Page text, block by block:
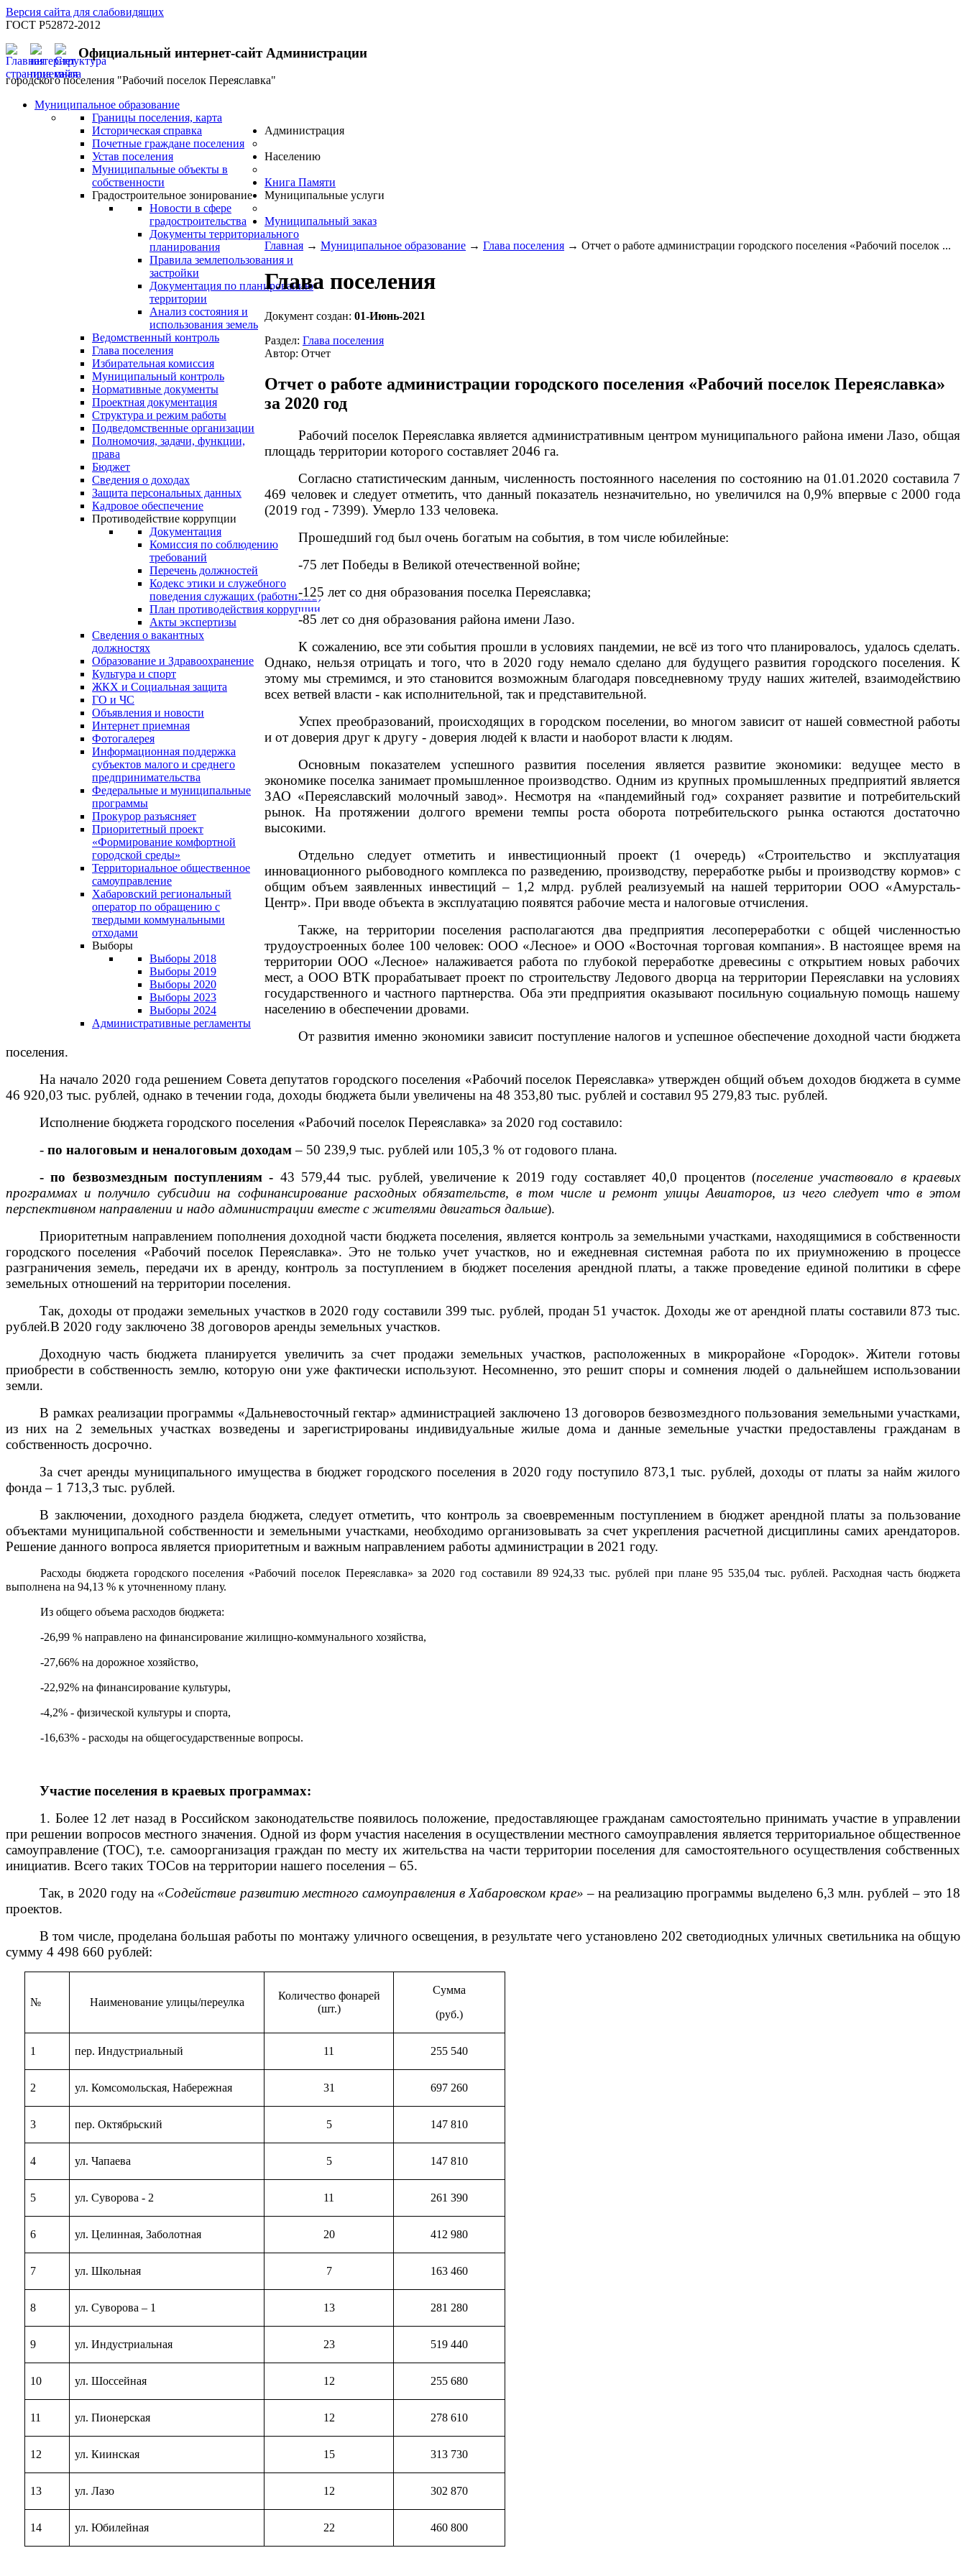
Версия сайта для слабовидящих
ГОСТ Р52872-2012
Официальный интернет-сайт Администрации
городского поселения "Рабочий поселок Переяславка"
Муниципальное образование
Границы поселения, карта
Историческая справка
Почетные граждане поселения
Устав поселения
Муниципальные объекты в
собственности
Градостроительное зонирование
Новости в сфере
градостроительства
Документы территориального
планирования
Правила землепользования и
застройки
Документация по планированию
территории
Анализ состояния и
использования земель
Ведомственный контроль
Глава поселения
Избирательная комиссия
Муниципальный контроль
Администрация
Нормативные документы
Проектная документация
Структура и режим работы
Подведомственные организации
Полномочия, задачи, функции,
права
Бюджет
Сведения о доходах
Защита персональных данных
Кадровое обеспечение
Противодействие коррупции
Документация
Комиссия по соблюдению
требований
Перечень должностей
Кодекс этики и служебного
поведения служащих (работников)
План противодействия коррупции
Акты экспертизы
Сведения о вакантных
должностях
Населению
Образование и Здравоохранение
Культура и спорт
ЖКХ и Социальная защита
ГО и ЧС
Объявления и новости
Интернет приемная
Фотогалерея
Информационная поддержка
субъектов малого и среднего
предпринимательства
Федеральные и муниципальные
программы
Прокурор разъясняет
Приоритетный проект
«Формирование комфортной
городской среды»
Территориальное общественное
самоуправление
Хабаровский региональный
оператор по обращению с
твердыми коммунальными
отходами
Выборы
Выборы 2018
Выборы 2019
Выборы 2020
Выборы 2023
Выборы 2024
Книга Памяти
Муниципальные услуги
Административные регламенты
Муниципальный заказ
Главная → Муниципальное образование → Глава поселения → Отчет о работе администрации городского поселения «Рабочий поселок ...
Глава поселения
Документ создан: 01-Июнь-2021
Раздел: Глава поселения
Автор: Отчет
Отчет о работе администрации городского поселения «Рабочий поселок Переяславка»
за 2020 год
Рабочий поселок Переяславка является административным центром муниципального района имени Лазо, общая
площадь территории которого составляет 2046 га.
Согласно статистическим данным, численность постоянного населения по состоянию на 01.01.2020 составила 7
469 человек и следует отметить, что данный показатель незначительно, но увеличился на 0,9% впервые с 2000 года
(2019 год - 7399). Умерло 133 человека.
Прошедший год был очень богатым на события, в том числе юбилейные:
-75 лет Победы в Великой отечественной войне;
-125 лет со дня образования поселка Переяславка;
-85 лет со дня образования района имени Лазо.
К сожалению, все эти события прошли в условиях пандемии, не всё из того что планировалось, удалось сделать.
Однако, нельзя отрицать и того, что в 2020 году немало сделано для будущего развития городского поселения. К
этому мы стремимся, и это становится возможным благодаря повседневному труду наших жителей, взаимодействию
всех ветвей власти - как исполнительной, так и представительной.
Успех преобразований, происходящих в городском поселении, во многом зависит от нашей совместной работы
и от доверия друг к другу - доверия людей к власти и наоборот власти к людям.
Основным показателем успешного развития поселения является развитие экономики: ведущее место в
экономике поселка занимает промышленное производство. Одним из крупных промышленных предприятий является
ЗАО «Переяславский молочный завод». Несмотря на «пандемийный год» сохраняет развитие и потребительский
рынок. На протяжении долгого времени темпы роста оборота потребительского рынка остаются достаточно
высокими.
Отдельно следует отметить и инвестиционный проект (1 очередь) «Строительство и эксплуатация
инновационного рыбоводного комплекса по разведению, производству, переработке рыбы и производству кормов» с
общим объем заявленных инвестиций – 1,2 млрд. рублей реализуемый на нашей территории ООО «Амурсталь-
Центр». При вводе объекта в эксплуатацию появятся рабочие места и налоговые отчисления.
Также, на территории поселения располагаются два предприятия лесопереработки с общей численностью
трудоустроенных более 100 человек: ООО «Лесное» и ООО «Восточная торговая компания». В настоящее время на
территории ООО «Лесное» налаживается работа по глубокой переработке древесины с открытием новых рабочих
мест, а ООО ВТК прорабатывает проект по строительству Ледового дворца на территории Переяславки на условиях
государственного и частного партнерства. Оба эти предприятия оказывают посильную социальную помощь нашему
населению в обеспечении дровами.
От развития именно экономики зависит поступление налогов и успешное обеспечение доходной части бюджета
поселения.
На начало 2020 года решением Совета депутатов городского поселения «Рабочий поселок Переяславка» утвержден общий объем доходов бюджета в сумме
46 920,03 тыс. рублей, однако в течении года, доходы бюджета были увеличены на 48 353,80 тыс. рублей и составил 95 279,83 тыс. рублей.
Исполнение бюджета городского поселения «Рабочий поселок Переяславка» за 2020 год составило:
-по налоговым и неналоговым доходам– 50 239,9 тыс. рублей или 105,3 % от годового плана.
- по безвозмездным поступлениям - 43 579,44 тыс. рублей, увеличение к 2019 году составляет 40,0 процентов (поселение участвовало в краевых
программах и получило субсидии на софинансирование расходных обязательств, в том числе и ремонт улицы Авиаторов, из чего следует что в этом
перспективном направлении и надо администрации вместе с жителями двигаться дальше).
Приоритетным направлением пополнения доходной части бюджета поселения, является контроль за земельными участками, находящимися в собственности
городского поселения «Рабочий поселок Переяславка». Это не только учет участков, но и ежедневная системная работа по их приумножению в процессе
разграничения земель, передачи их в аренду, контроль за поступлением в бюджет поселения арендной платы, а также проведение единой политики в сфере
земельных отношений на территории поселения.
Так, доходыот продажи земельных участков в 2020 году составили 399 тыс. рублей, продан 51 участок. Доходы же от арендной платы составили 873 тыс.
рублей.В 2020 году заключено 38 договоров аренды земельных участков.
Доходную часть бюджета планируется увеличить за счет продажи земельных участков, расположенных в микрорайоне «Городок». Жители готовы
приобрести в собственность землю, которую они уже фактически используют. Несомненно, это решит споры и сомнения людей о дальнейшем использовании
земли.
В рамках реализации программы «Дальневосточный гектар» администрацией заключено 13 договоров безвозмездного пользования земельными участками,
из них на 2 земельных участках возведены и зарегистрированы индивидуальные жилые дома и данные земельные участки предоставлены гражданам в
собственность досрочно.
За счет аренды муниципального имущества в бюджет городского поселения в 2020 году поступило 873,1 тыс. рублей, доходы от платы за найм жилого
фонда – 1 713,3 тыс. рублей.
В заключении, доходного раздела бюджета, следует отметить, что контроль за своевременным поступлением в бюджет арендной платы за пользование
объектами муниципальной собственности и земельными участками, необходимо организовывать за счет укрепления расчетной дисциплины самих арендаторов.
Решение данного вопроса является приоритетным и важным направлением работы администрации в 2021 году.
Расходы бюджета городского поселения «Рабочий поселок Переяславка» за 2020 год составили 89 924,33 тыс. рублей при плане 95 535,04 тыс. рублей. Расходная часть бюджета
выполнена на 94,13 % к уточненному плану.
Из общего объема расходов бюджета:
-26,99 % направлено на финансирование жилищно-коммунального хозяйства,
-27,66% на дорожное хозяйство,
-22,92% на финансирование культуры,
-4,2% - физической культуры и спорта,
-16,63% - расходы на общегосударственные вопросы.
Участие поселения в краевых программах:
1. Более 12 лет назад в Российском законодательстве появилось положение, предоставляющее гражданам самостоятельно принимать участие в управлении
при решении вопросов местного значения. Одной из форм участия населения в осуществлении местного самоуправления является территориальное общественное
самоуправление (ТОС), т.е. самоорганизация граждан по месту их жительства на части территории поселения для самостоятельного осуществления собственных
инициатив. Всего таких ТОСов на территории нашего поселения – 65.
Так, в 2020 году на «Содействие развитию местного самоуправления в Хабаровском крае» – на реализацию программы выделено 6,3 млн. рублей – это 18
проектов.
В том числе, проделана большая работы по монтажу уличного освещения, в результате чего установлено 202 светодиодных уличных светильника на общую
сумму 4 498 660 рублей:
№ Наименование улицы/переулка
Количество фонарей
(шт.)
Сумма
(руб.)
1 пер. Индустриальный 11 255 540
2 ул. Комсомольская, Набережная 31 697 260
3 пер. Октябрьский 5 147 810
4 ул. Чапаева 5 147 810
5 ул. Суворова - 2 11 261 390
6 ул. Целинная, Заболотная 20 412 980
7 ул. Школьная 7 163 460
8 ул. Суворова – 1 13 281 280
9 ул. Индустриальная 23 519 440
10 ул. Шоссейная 12 255 680
11 ул. Пионерская 12 278 610
12 ул. Киинская 15 313 730
13 ул. Лазо 12 302 870
14 ул. Юбилейная 22 460 800